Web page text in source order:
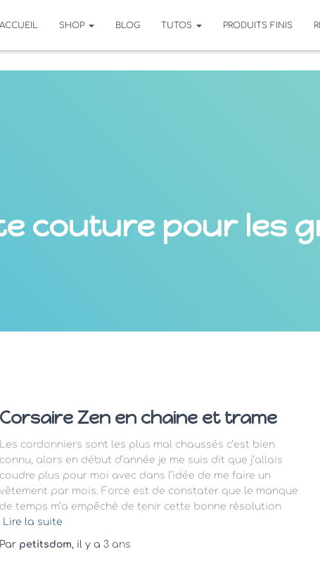
ACCUEIL SHOP BLOG TUTOS PRODUITS FINIS
couture pour les
Corsaire Zen en chaine et trame
Les cordonniers sont les plus mal chaussés c’est bien
connu, alors en début d’année je me suis dit que j’allais
coudre plus pour moi avec dans l’idée de me faire un
vêtement par mois. Force est de constater que le manque
de temps m’a empêché de tenir cette bonne résolution
Lire la suite
Par petitsdom, il y a 3 ans